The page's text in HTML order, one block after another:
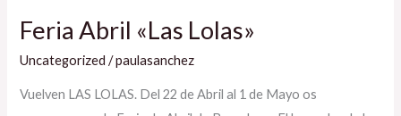
Feria Abril «Las Lolas»
Uncategorized /paulasanchez
Vuelven LAS LOLAS. Del 22 de Abril al 1 de Mayo os
«Las
Lolas»